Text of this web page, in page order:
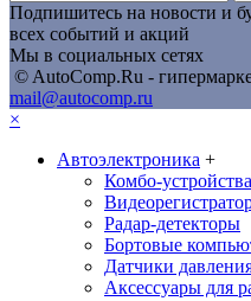
Подпишитесь на новости и
всех событий и акций
Мы в социальных сетях
© AutoComp.Ru -
mail@autocomp.ru
×
Автоэлектроника +
Комбо-устройства
Радар-детекторы
Бортовые
Датчики
Аксессуары для